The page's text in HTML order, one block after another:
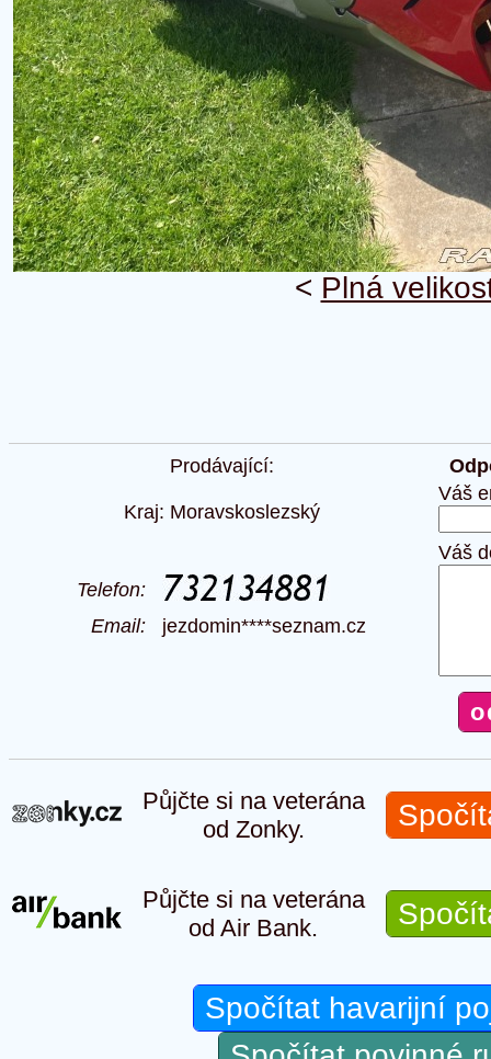
< Plná
Prodávající:
Kraj: Moravskoslezský
Telefon:
Email: jezdomin****seznam.cz
Váš
Váš
Půjčte si na veterána
od Zonky.
Půjčte si na veterána
od Air Bank.
Spočítat havarijní